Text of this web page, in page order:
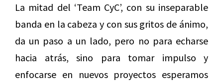
La mitad del ‘Team CyC’, con su inseparable
banda en la cabeza y con sus gritos de ánimo,
da un paso a un lado, pero no para echarse
hacia atrás, sino para tomar impulso y
enfocarse en nuevos proyectos esperamos